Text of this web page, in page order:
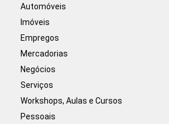
Automóveis
Imóveis
Empregos
Mercadorias
Negócios
Serviços
Workshops, Aulas e Cursos
Pessoais